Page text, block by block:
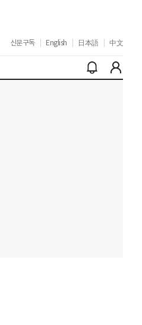
신문구독 English 日本語 中文